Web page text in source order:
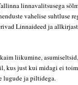
linnavalitsusega
vahelise suhtluse
Linnaideed ja
liikumine,
kus just kui midagi ei
lugude ja piltidega.